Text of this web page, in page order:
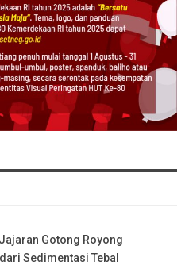
Gotong Royong
Sedimentasi Tebal